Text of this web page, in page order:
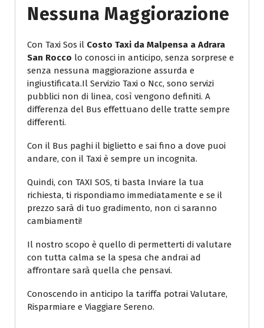
Nessuna Maggiorazione
Con Taxi Sos il Costo Taxi da Malpensa a Adrara
San Rocco lo conosci in anticipo, senza sorprese e
senza nessuna maggiorazione assurda e
ingiustificata.Il Servizio Taxi o Ncc, sono servizi
pubblici non di linea, così vengono definiti. A
differenza del Bus effettuano delle tratte sempre
differenti.
Con il Bus paghi il biglietto e sai fino a dove puoi
andare, con il Taxi è sempre un incognita.
Quindi, con TAXI SOS, ti basta Inviare la tua
richiesta, ti rispondiamo immediatamente e se il
prezzo sarà di tuo gradimento, non ci saranno
cambiamenti!
Il nostro scopo è quello di permetterti di valutare
con tutta calma se la spesa che andrai ad
affrontare sarà quella che pensavi.
Conoscendo in anticipo la tariffa potrai Valutare,
Risparmiare e Viaggiare Sereno.